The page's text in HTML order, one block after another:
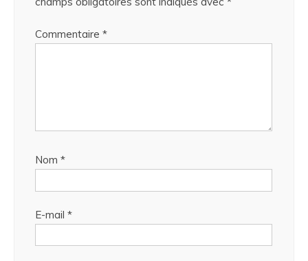
Commentaire *
Nom *
E-mail *